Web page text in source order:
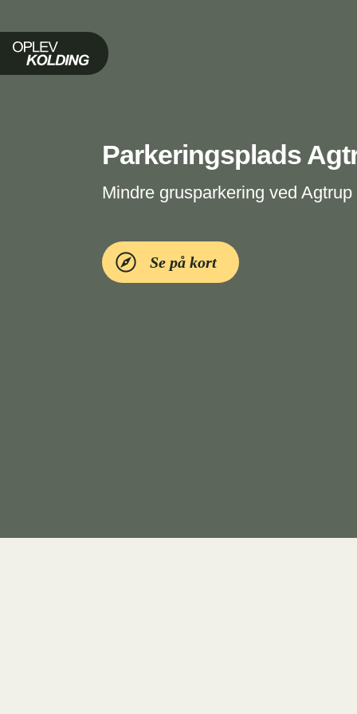
Oplev Kolding
Parkeringsplads
Mindre grusparkering ved Agtrup
Se på kort